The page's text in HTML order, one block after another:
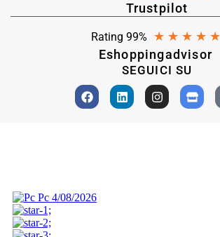
Trustpilot
Rating 99% ★ ★ ★ ★ ★
Eshoppingadvisor
SEGUICI SU